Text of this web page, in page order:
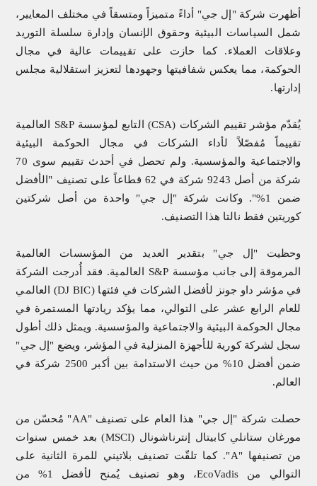
أظهرت شركة "إل جي" أداءً متميزاً ومتسقاً في مختلف المعايير،
شمل السياسات البيئية وحقوق الإنسان وإدارة سلسلة التوريد
وعلاقات العملاء. كما حازت على تقييمات عالية في مجال
الحوكمة، مما يعكس شفافيتها وجهودها لتعزيز استقلالية مجلس
إدارتها.
يُقدّم مؤشر تقييم الشركات (CSA) التابع لمؤسسة S&P العالمية
تقييماً مُفصّلاً لأداء الشركات في مجال الحوكمة البيئية
والاجتماعية والمؤسسية. ولم تحصل في أحدث تقييم سوى 70
شركة من أصل 9243 شركة في 62 قطاعاً على تصنيف "الأفضل
ضمن 1%". وكانت شركة "إل جي" واحدة من أصل شركتين
كوريتين فقط نالتا هذا التصنيف.
وحظيت "إل جي" بتقدير العديد من المؤسسات العالمية
المرموقة إلى جانب مؤسسة S&P العالمية. فقد أُدرجت الشركة
في مؤشر داو جونز لأفضل الشركات في فئتها (DJ BIC) العالمي
للعام الرابع عشر على التوالي، مما يؤكد ريادتها المستمرة في
مجال الحوكمة البيئية والاجتماعية والمؤسسية. ويمثل ذلك أطول
سجل لشركة كورية للأجهزة المنزلية في المؤشر، ويضع "إل جي"
ضمن أفضل 10% من حيث الاستدامة بين أكبر 2500 شركة في
العالم.
حصلت شركة "إل جي" هذا العام على تصنيف "AA" مُحسّن من
مورغان ستانلي كابيتال إنترناشونال (MSCI) بعد خمس سنوات
من تصنيفها "A". كما تلقّت تصنيف بلاتيني للمرة الثانية على
التوالي من EcoVadis، وهو تصنيف يُمنح لأفضل 1% من